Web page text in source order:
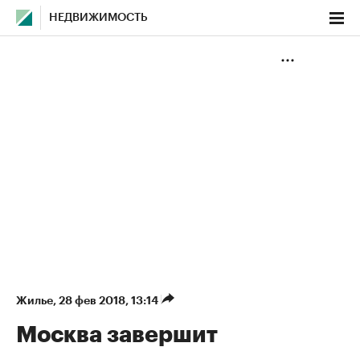
НЕДВИЖИМОСТЬ
Жилье⁠, 28 фев 2018, 13:14
Москва завершит